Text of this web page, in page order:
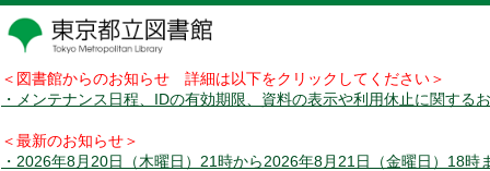
＜図書館からのお知らせ 詳細は以下をクリックしてください＞
・メンテナンス日程、IDの有効期限、資料の表示や利用休止に関する
＜最新のお知らせ＞
・2026年8月20日（木曜日）21時から2026年8月21日（金曜日）18時